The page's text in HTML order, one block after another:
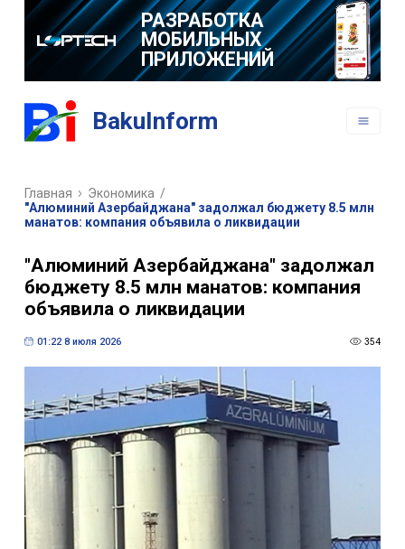
РАЗРАБОТКА
МОБИЛЬНЫХ
ПРИЛОЖЕНИЙ
BakuInform
Главная Экономика /
"Алюминий Азербайджана" задолжал бюджету 8.5 млн
манатов: компания объявила о ликвидации
"Алюминий Азербайджана" задолжал
бюджету 8.5 млн манатов: компания
объявила о ликвидации
01:22 8 июля 2026 354